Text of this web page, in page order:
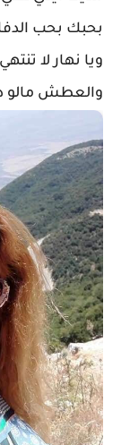
بحبك بحب
ويا نهار لا
والعطش مالو